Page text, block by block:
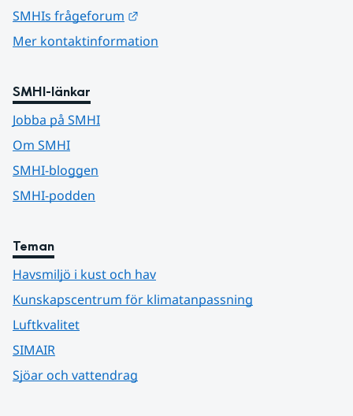
SMHIs frågeforum
Mer kontaktinformation
SMHI-länkar
Jobba på SMHI
Om SMHI
SMHI-bloggen
SMHI-podden
Teman
Havsmiljö i kust och hav
Kunskapscentrum för klimatanpassning
Luftkvalitet
SIMAIR
Sjöar och vattendrag